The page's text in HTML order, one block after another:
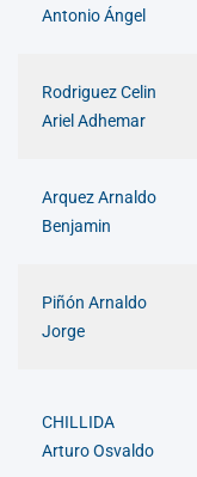
Antonio Ángel
Rodriguez Celin
Ariel Adhemar
Arquez Arnaldo
Benjamin
Piñón Arnaldo
Jorge
CHILLIDA
Arturo Osvaldo